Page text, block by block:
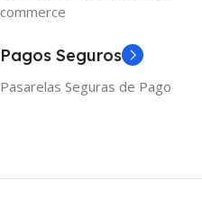
commerce
Pagos Seguros
Pasarelas Seguras de Pago